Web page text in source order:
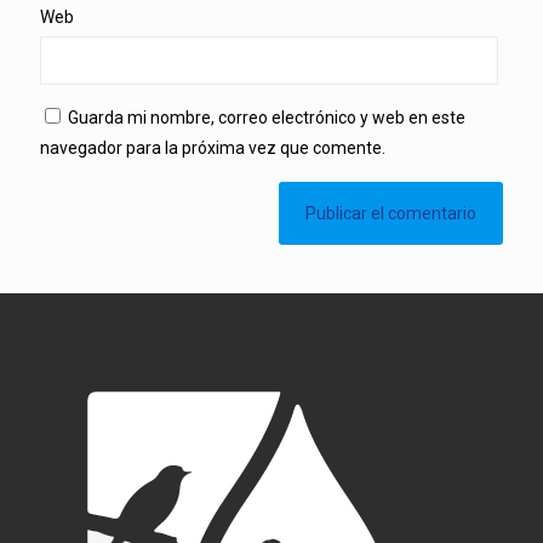
Web
Guarda mi nombre, correo electrónico y web en este
navegador para la próxima vez que comente.